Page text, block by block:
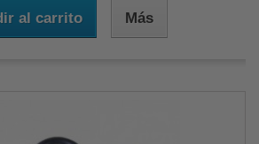
al carrito Más